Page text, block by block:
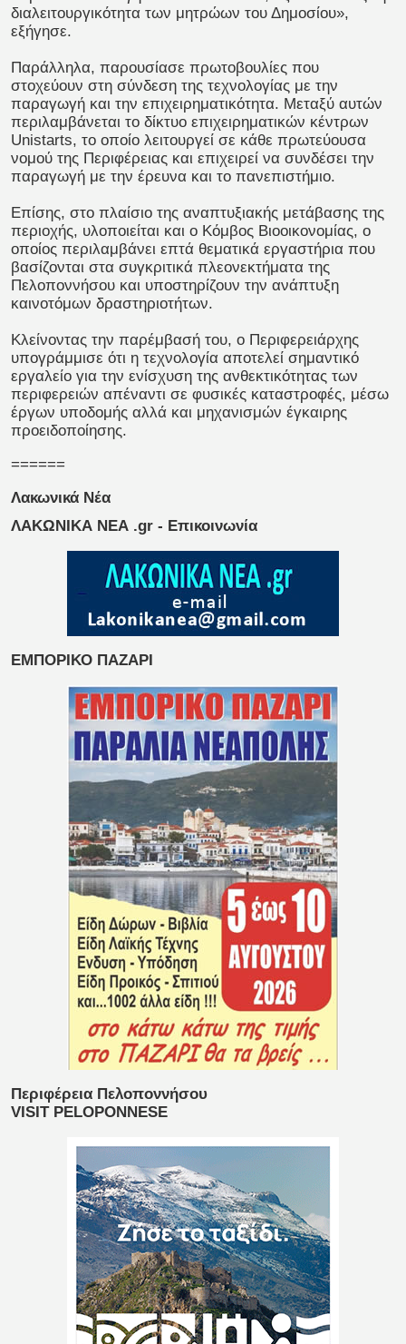
διαλειτουργικότητα των μητρώων του Δημοσίου»,
εξήγησε.
Παράλληλα, παρουσίασε πρωτοβουλίες που
στοχεύουν στη σύνδεση της τεχνολογίας με την
παραγωγή και την επιχειρηματικότητα. Μεταξύ αυτών
περιλαμβάνεται το δίκτυο επιχειρηματικών κέντρων
Unistarts, το οποίο λειτουργεί σε κάθε πρωτεύουσα
νομού της Περιφέρειας και επιχειρεί να συνδέσει την
παραγωγή με την έρευνα και το πανεπιστήμιο.
Επίσης, στο πλαίσιο της αναπτυξιακής μετάβασης της
περιοχής, υλοποιείται και ο Κόμβος Βιοοικονομίας, ο
οποίος περιλαμβάνει επτά θεματικά εργαστήρια που
βασίζονται στα συγκριτικά πλεονεκτήματα της
Πελοποννήσου και υποστηρίζουν την ανάπτυξη
καινοτόμων δραστηριοτήτων.
Κλείνοντας την παρέμβασή του, ο Περιφερειάρχης
υπογράμμισε ότι η τεχνολογία αποτελεί σημαντικό
εργαλείο για την ενίσχυση της ανθεκτικότητας των
περιφερειών απέναντι σε φυσικές καταστροφές, μέσω
έργων υποδομής αλλά και μηχανισμών έγκαιρης
προειδοποίησης.
======
Λακωνικά Νέα
ΛΑΚΩΝΙΚΑ ΝΕΑ .gr - Επικοινωνία
ΕΜΠΟΡΙΚΟ ΠΑΖΑΡΙ
Περιφέρεια Πελοποννήσου
VISIT PELOPONNESE